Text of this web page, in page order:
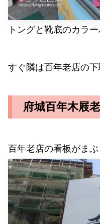
トングと靴底のカラ
すぐ隣は百年老店の
府城百年木屐
百年老店の看板がま